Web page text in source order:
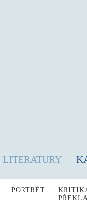
LITERATURY
PORTRÉT